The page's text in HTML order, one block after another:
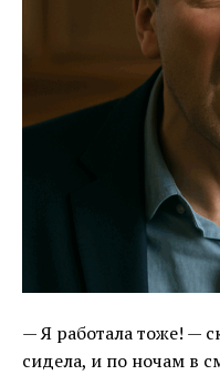
— Я работала тоже! —
сидела, и по ночам в